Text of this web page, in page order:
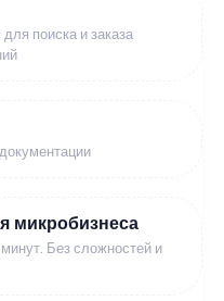
поиска и заказа
микробизнеса
Без сложностей и